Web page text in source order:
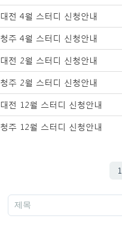
대전 4월 스터디 신청안내
청주 4월 스터디 신청안내
대전 2월 스터디 신청안내
청주 2월 스터디 신청안내
대전 12월 스터디 신청안내
청주 12월 스터디 신청안내
1